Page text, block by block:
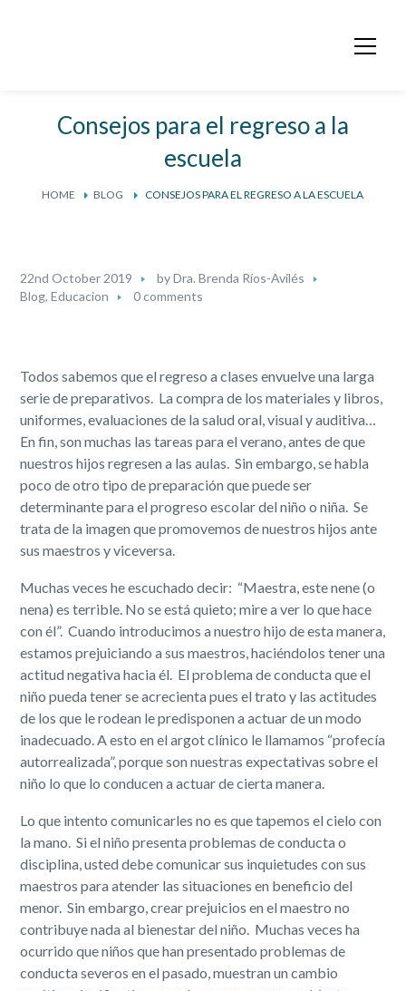
Consejos para el regreso a la
escuela
HOME BLOG CONSEJOS PARA EL REGRESO A LA ESCUELA
22nd October 2019 byDra. Brenda Ríos-Avilés
Blog,Educacion 0 comments
Todos sabemos que el regreso a clases envuelve una larga
serie de preparativos. La compra de los materiales y libros,
uniformes, evaluaciones de la salud oral, visual y auditiva…
En fin, son muchas las tareas para el verano, antes de que
nuestros hijos regresen a las aulas. Sin embargo, se habla
poco de otro tipo de preparación que puede ser
determinante para el progreso escolar del niño o niña. Se
trata de la imagen que promovemos de nuestros hijos ante
sus maestros y viceversa.
Muchas veces he escuchado decir: “Maestra, este nene (o
nena) es terrible. No se está quieto; mire a ver lo que hace
con él”. Cuando introducimos a nuestro hijo de esta manera,
estamos prejuiciando a sus maestros, haciéndolos tener una
actitud negativa hacia él. El problema de conducta que el
niño pueda tener se acrecienta pues el trato y las actitudes
de los que le rodean le predisponen a actuar de un modo
inadecuado. A esto en el argot clínico le llamamos “profecía
autorrealizada”, porque son nuestras expectativas sobre el
niño lo que lo conducen a actuar de cierta manera.
Lo que intento comunicarles no es que tapemos el cielo con
la mano. Si el niño presenta problemas de conducta o
disciplina, usted debe comunicar sus inquietudes con sus
maestros para atender las situaciones en beneficio del
menor. Sin embargo, crear prejuicios en el maestro no
contribuye nada al bienestar del niño. Muchas veces ha
ocurrido que niños que han presentado problemas de
conducta severos en el pasado, muestran un cambio